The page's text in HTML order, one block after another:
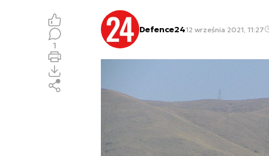
Defence2412 września 2021, 11:27
1